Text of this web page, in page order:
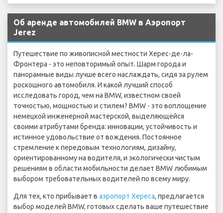
Об аренде автомобилей BMW в Аэропорт
Jerez
Путешествие по живописной местности Херес-де-ла-
Фронтера - это неповторимый опыт. Шарм города и
панорамные виды лучше всего наслаждать, сидя за рулем
роскошного автомобиля. И какой лучший способ
исследовать город, чем на BMW, известном своей
точностью, мощностью и стилем? BMW - это воплощение
немецкой инженерной мастерской, выделяющейся
своими атрибутами бренда: инновации, устойчивость и
истинное удовольствие от вождения. Постоянное
стремление к передовым технологиям, дизайну,
ориентированному на водителя, и экологически чистым
решениям в области мобильности делает BMW любимым
выбором требовательных водителей по всему миру.
Для тех, кто прибывает в аэропорт Хереса, предлагается
выбор моделей BMW, готовых сделать ваше путешествие